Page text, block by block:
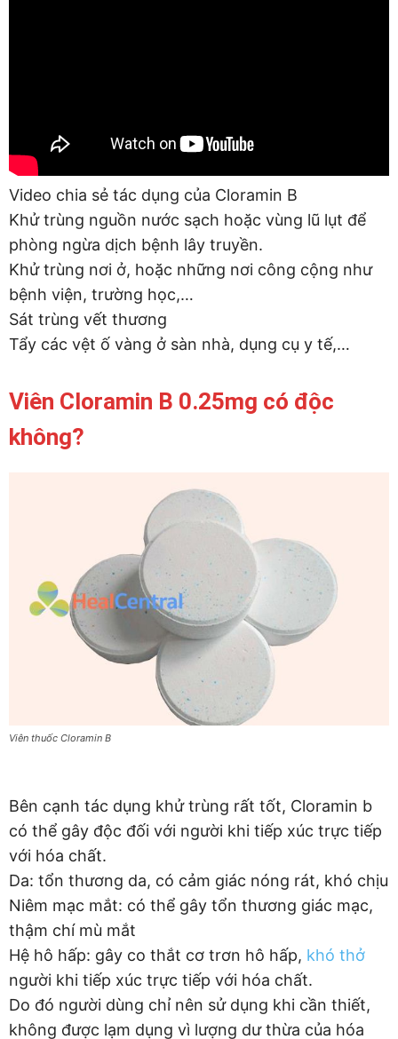
Video chia sẻ tác dụng của Cloramin B
Khử trùng nguồn nước sạch hoặc vùng lũ lụt để
phòng ngừa dịch bệnh lây truyền.
Khử trùng nơi ở, hoặc những nơi công cộng như
bệnh viện, trường học,…
Sát trùng vết thương
Tẩy các vệt ố vàng ở sàn nhà, dụng cụ y tế,…
Viên Cloramin B 0.25mg có độc
không?
Viên thuốc Cloramin B
Bên cạnh tác dụng khử trùng rất tốt, Cloramin b
có thể gây độc đối với người khi tiếp xúc trực tiếp
với hóa chất.
Da: tổn thương da, có cảm giác nóng rát, khó chịu
Niêm mạc mắt: có thể gây tổn thương giác mạc,
thậm chí mù mắt
Hệ hô hấp: gây co thắt cơ trơn hô hấp, khó thở
người khi tiếp xúc trực tiếp với hóa chất.
Do đó người dùng chỉ nên sử dụng khi cần thiết,
không được lạm dụng vì lượng dư thừa của hóa